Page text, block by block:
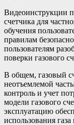
Видеоинструкции
счетчика для
обучения
правилам
пользователям
поверки газового
В общем, газовый
неотъемлемой
контроль и учет
модели газового
эксплуатацию
использования